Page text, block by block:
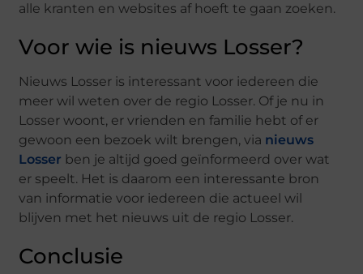
alle kranten en websites af hoeft te gaan zoeken.
Voor wie is nieuws Losser?
Nieuws Losser is interessant voor iedereen die
meer wil weten over de regio Losser. Of je nu in
Losser woont, er vrienden en familie hebt of er
gewoon een bezoek wilt brengen, via nieuws
Losser ben je altijd goed geïnformeerd over wat
er speelt. Het is daarom een interessante bron
van informatie voor iedereen die actueel wil
blijven met het nieuws uit de regio Losser.
Conclusie